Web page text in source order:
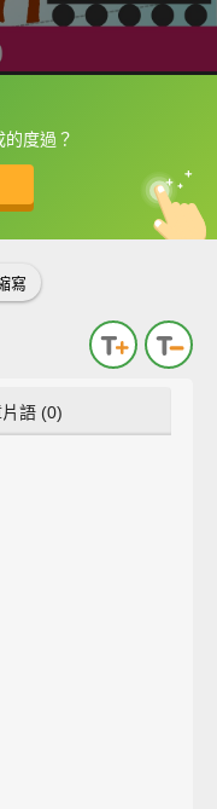
度過？
查字典喔！
中
英
寫
語 (0)